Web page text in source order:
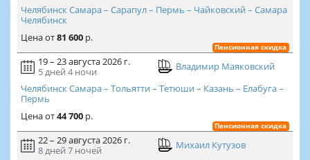
Челябинск Самара – Сарапул – Пермь – Чайковский – Самара
Челябинск
Ценаот81 600р.
Пенсионная скидка
19 – 23 августа 2026 г.
5 дней 4 ночи
Владимир Маяковский
Челябинск Самара – Тольятти – Тетюши – Казань – Елабуга –
Пермь
Ценаот44 700р.
Пенсионная скидка
22 – 29 августа 2026 г.
8 дней 7 ночей
Михаил Кутузов